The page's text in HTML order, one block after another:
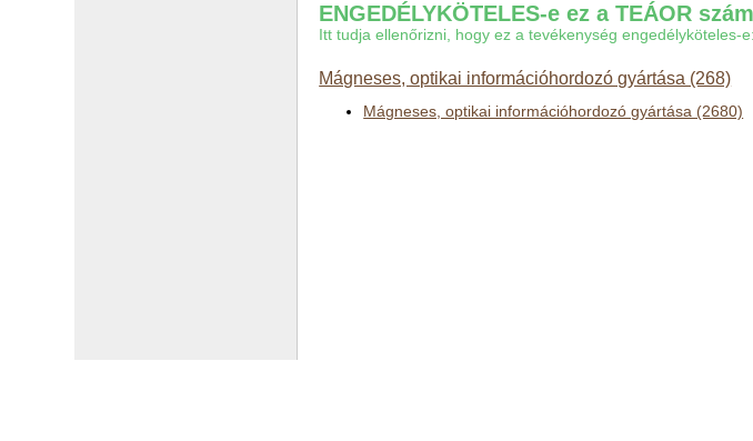
ENGEDÉLYKÖTELES-e ez a TEÁOR
Itt tudja ellenőrizni, hogy ez a tevékenység engedélyköteles-
Mágneses, optikai információhordozó gyártása (268)
Mágneses, optikai információhordozó gyártása (2680)